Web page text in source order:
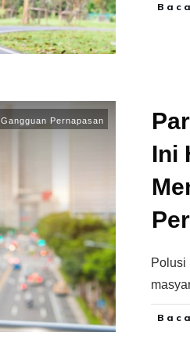
Gangguan Pernapasan
Ini
Polusi